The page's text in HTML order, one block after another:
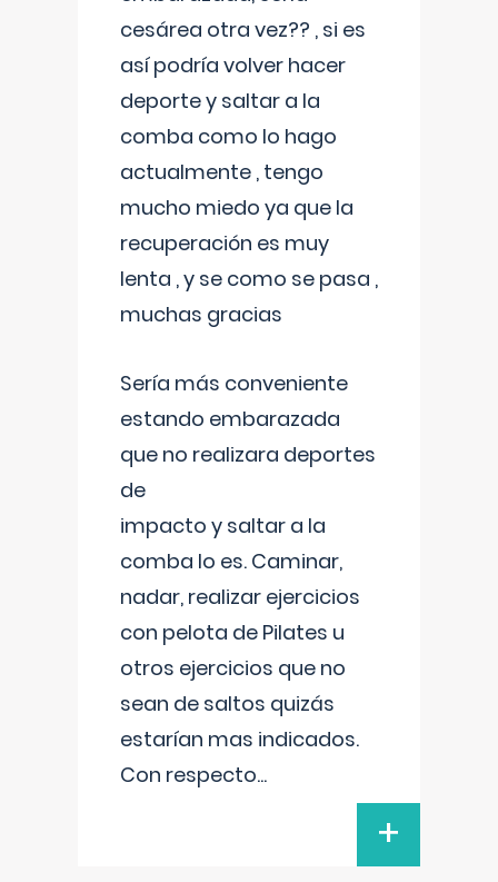
cesárea otra vez?? , si es
así podría volver hacer
deporte y saltar a la
comba como lo hago
actualmente , tengo
mucho miedo ya que la
recuperación es muy
lenta , y se como se pasa ,
muchas gracias
Sería más conveniente
estando embarazada
que no realizara deportes
de
impacto y saltar a la
comba lo es. Caminar,
nadar, realizar ejercicios
con pelota de Pilates u
otros ejercicios que no
sean de saltos quizás
estarían mas indicados.
Con respecto...
+